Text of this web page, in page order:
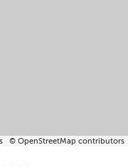
© OpenStreetMap contributors